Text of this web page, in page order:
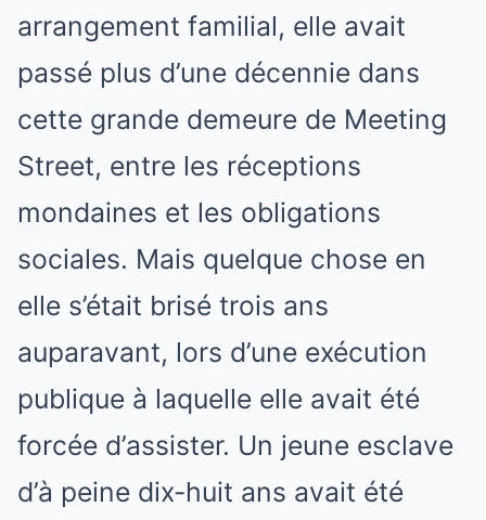
arrangement familial, elle avait
passé plus d’une décennie dans
cette grande demeure de Meeting
Street, entre les réceptions
mondaines et les obligations
sociales. Mais quelque chose en
elle s’était brisé trois ans
auparavant, lors d’une exécution
publique à laquelle elle avait été
forcée d’assister. Un jeune esclave
d’à peine dix-huit ans avait été